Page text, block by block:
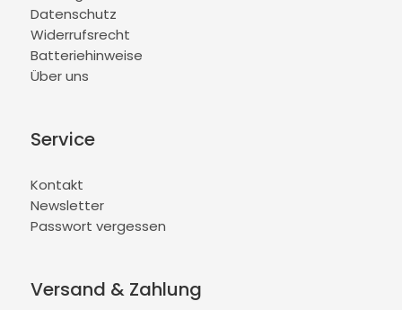
Datenschutz
Widerrufsrecht
Batteriehinweise
Über uns
Service
Kontakt
Newsletter
Passwort vergessen
Versand & Zahlung